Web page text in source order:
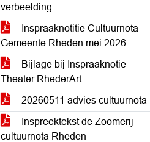
verbeelding
Inspraaknotitie Cultuurnota
Gemeente Rheden mei 2026
Bijlage bij Inspraaknotie
Theater RhederArt
20260511 advies cultuurnota
Inspreektekst de Zoomerij
cultuurnota Rheden